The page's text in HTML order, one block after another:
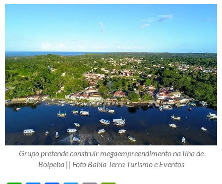
Grupo pretende construir megaempreendimento na Ilha de
Boipeba || Foto Bahia Terra Turismo e Eventos